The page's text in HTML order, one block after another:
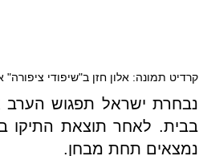
קרדיט תמונה: אלון חזן ב"שיפודי
נבחרת ישראל תפגוש הערב
בבית. לאחר תוצאת התיקו
נמצאים תחת מבחן.